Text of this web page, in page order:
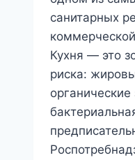
санитарных
Кухня — это
риска:
органические